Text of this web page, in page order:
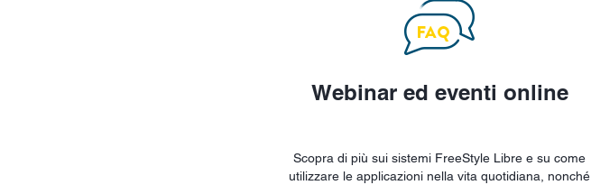
Webinar ed eventi online
Scopra di più sui sistemi FreeStyle Libre e su come
utilizzare le applicazioni nella vita quotidiana, nonché